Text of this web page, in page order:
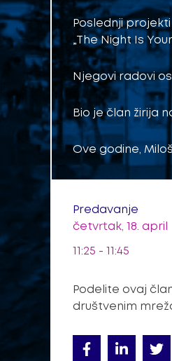
Poslednji projekti
„The Night Is
Njegovi radovi
Bio je član žirija
Ove godine,
Predavanje
četvrtak, 18. april
11:25 - 11:45
Podelite ovaj
društvenim